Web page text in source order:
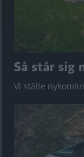
Så står sig
Vi ställe